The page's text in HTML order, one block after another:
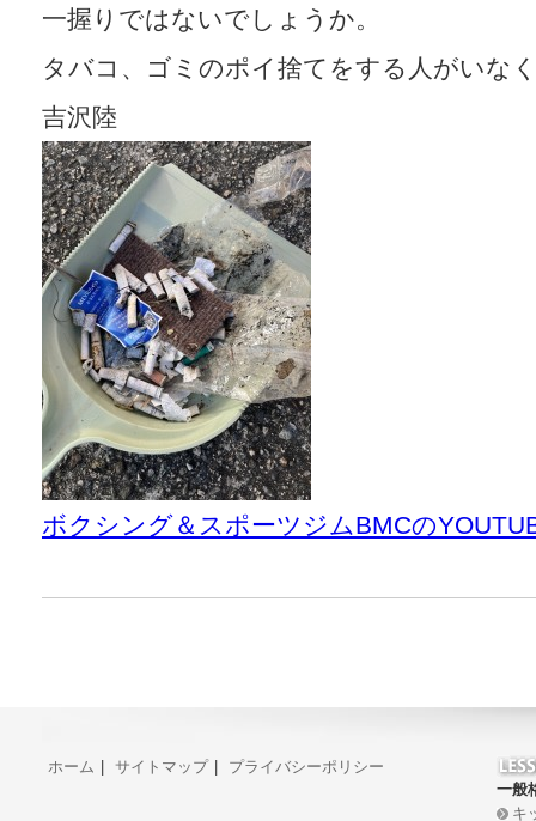
一握りではないでしょうか。
タバコ、ゴミのポイ捨てをする人がいな
吉沢陸
ボクシング＆スポーツジムBMCの
ホーム サイトマップ プライバシーポリシー
一般
キ